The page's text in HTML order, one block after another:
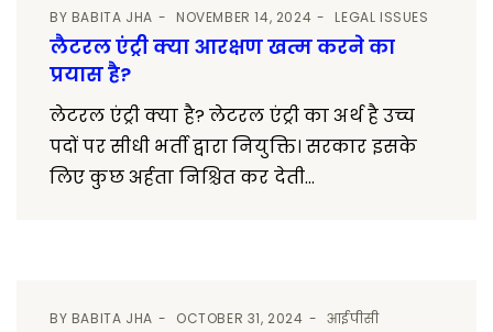
BY BABITA JHA NOVEMBER 14, 2024 LEGAL ISSUES
लैटरल एंट्री क्या आरक्षण खत्म करने का
प्रयास है?
लेटरल एंट्री क्या है? लेटरल एंट्री का अर्थ है उच्च
पदों पर सीधी भर्ती द्वारा नियुक्ति। सरकार इसके
लिए कुछ अर्हता निश्चित कर देती...
BY BABITA JHA OCTOBER 31, 2024 आईपीसी